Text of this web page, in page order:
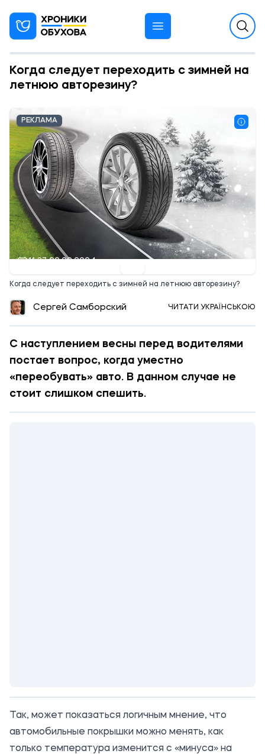
Когда следует переходить с зимней на
летнюю авторезину?
11:37 22.02.2024
РЕКЛАМА
Когда следует переходить с зимней на летнюю авторезину?
Сергей Самборский ЧИТАТИ УКРАЇНСЬКОЮ
С наступлением весны перед водителями
постает вопрос, когда уместно
«переобувать» авто. В данном случае не
стоит слишком спешить.
Так, может показаться логичным мнение, что
автомобильные покрышки можно менять, как
только температура изменится с «минуса» на